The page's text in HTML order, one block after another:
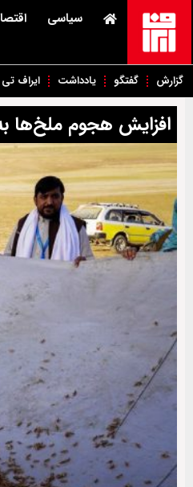
سیاسی
گزارش گفتگو یادداشت ایراف
افزایش هجوم ملخ‌ها